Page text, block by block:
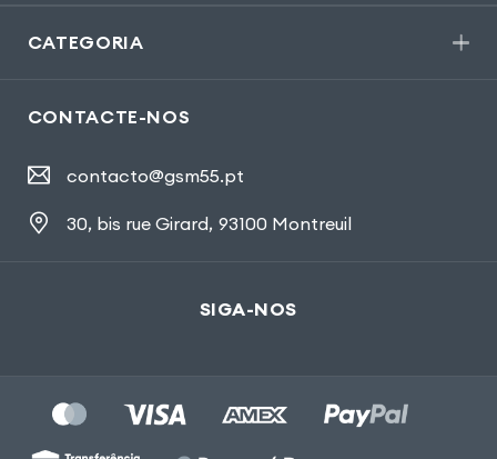
CATEGORIA
CONTACTE-NOS
contacto@gsm55.pt
30, bis rue Girard, 93100 Montreuil
SIGA-NOS